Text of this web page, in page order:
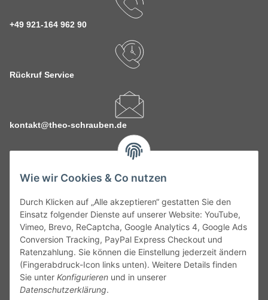
Wie wir Cookies & Co nutzen
Durch Klicken auf „Alle akzeptieren“ gestatten Sie den
Einsatz folgender Dienste auf unserer Website: YouTube,
Vimeo, Brevo, ReCaptcha, Google Analytics 4, Google Ads
Conversion Tracking, PayPal Express Checkout und
Ratenzahlung. Sie können die Einstellung jederzeit ändern
(Fingerabdruck-Icon links unten). Weitere Details finden
Sie unter Konfigurieren und in unserer
Datenschutzerklärung.
+49 921-164 962 90
Rückruf Service
kontakt@theo-schrauben.de
Service
Gesetzliche Informationen
Alle technischen Angaben ohne Gewähr. Irrtümer und fehlerhafte
Angaben vorbehalten. Wenn Sie Datenblätter oder spezielle